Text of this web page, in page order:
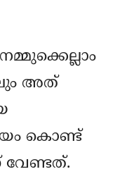
അത്
കൊണ്ട്
വേണ്ടത്.